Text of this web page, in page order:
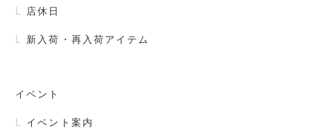
店休日
新入荷・再入荷アイテム
イベント
イベント案内